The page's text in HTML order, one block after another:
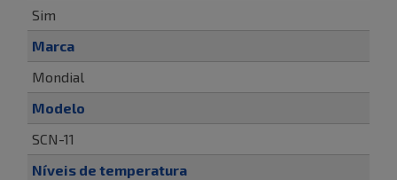
Sim
Marca
Mondial
Modelo
SCN-11
Níveis de temperatura